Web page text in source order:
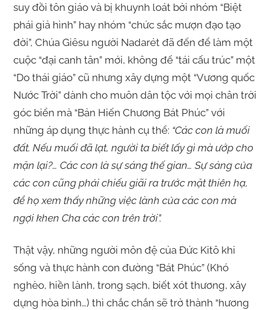
suy đồi tôn giáo và bị khuynh loát bởi nhóm “Biệt
phái giả hình” hay nhóm “chức sắc mượn đạo tạo
đời”, Chúa Giêsu người Nadarét đã đến để làm một
cuộc “đại canh tân” mới, không để “tái cấu trúc” một
“Do thái giáo” cũ nhưng xây dựng một “Vương quốc
Nước Trời” dành cho muôn dân tộc với mọi chân trời
góc biển mà “Bản Hiến Chương Bát Phúc” với
những áp dụng thực hành cụ thể: “Các con là muối
đất. Nếu muối đã lạt, người ta biết lấy gì mà ướp cho
mặn lại?… Các con là sự sáng thế gian… Sự sáng của
các con cũng phải chiếu giãi ra trước mặt thiên hạ,
để họ xem thấy những việc lành của các con mà
ngợi khen Cha các con trên trời”.
Thật vậy, những người môn đệ của Đức Kitô khi
sống và thực hành con đường “Bát Phúc” (Khó
nghèo, hiền lành, trong sạch, biết xót thương, xây
dựng hòa bình…) thì chắc chắn sẽ trở thành “hương